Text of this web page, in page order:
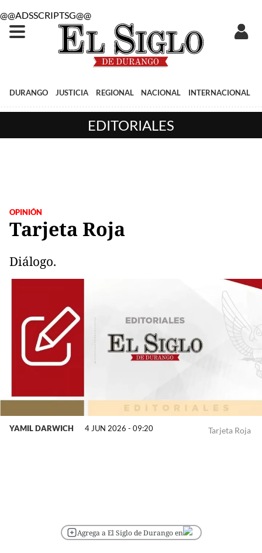
@@ADSSCRIPTSG@@
DURANGO JUSTICIA REGIONAL NACIONAL INTERNACIONAL
EDITORIALES
OPINIÓN
Tarjeta Roja
Diálogo.
Tarjeta Roja
YAMIL DARWICH 4 JUN 2026 - 09:20
Agrega a El Siglo de Durango en